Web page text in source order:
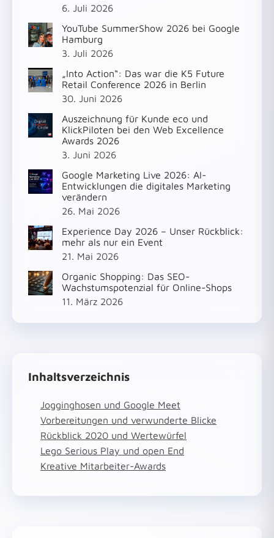
6. Juli 2026
YouTube SummerShow 2026 bei Google
Hamburg
3. Juli 2026
„Into Action“: Das war die K5 Future
Retail Conference 2026 in Berlin
30. Juni 2026
Auszeichnung für Kunde eco und
KlickPiloten bei den Web Excellence
Awards 2026
3. Juni 2026
Google Marketing Live 2026: AI-
Entwicklungen die digitales Marketing
verändern
26. Mai 2026
Experience Day 2026 – Unser Rückblick:
mehr als nur ein Event
21. Mai 2026
Organic Shopping: Das SEO-
Wachstumspotenzial für Online-Shops
11. März 2026
Inhaltsverzeichnis
Jogginghosen und Google Meet
Vorbereitungen und verwunderte Blicke
Rückblick 2020 und Wertewürfel
Lego Serious Play und open End
Kreative Mitarbeiter-Awards